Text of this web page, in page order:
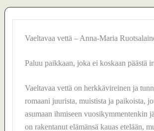
Vaeltavaa vettä – Anna-Maria
Paluu paikkaan, joka ei koskaan päästä
Vaeltavaa vettä on herkkävireinen ja
romaani juurista, muistista ja paikoista,
asumaan ihmiseen vuosikymmentenkin
on rakentanut elämänsä kauas etelään,